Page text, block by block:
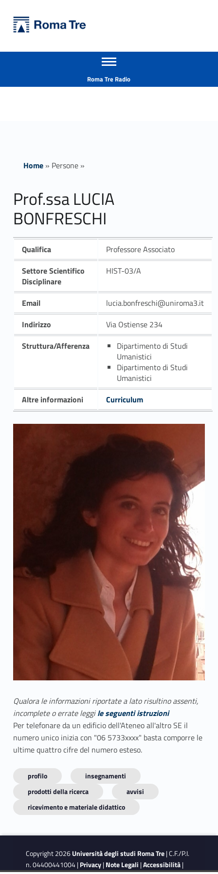
Prof.ssa LUCIA BONFRESCHI - Università Roma Tre
Apri il menu secondario
Roma Tre Radio
Home» Persone»
Prof.ssa LUCIA
BONFRESCHI
Qualifica
Professore Associato
Settore Scientifico
Disciplinare
HIST-03/A
Email
lucia.bonfreschi@uniroma3.it
Indirizzo
Via Ostiense 234
Struttura/Afferenza
Dipartimento di Studi
Umanistici
Dipartimento di Studi
Umanistici
Altre informazioni
Curriculum
Qualora le informazioni riportate a lato risultino assenti,
incomplete o errate leggile seguenti istruzioni
Per telefonare da un edificio dell'Ateneo all'altro SE il
numero unico inizia con "06 5733xxxx" basta comporre le
ultime quattro cifre del numero esteso.
profilo
insegnamenti
prodotti della ricerca
avvisi
ricevimento e materiale didattico
Copyright 2026Università degli studi Roma Tre| C.F./P.I.
n. 04400441004 |Privacy|Note Legali |Accessibilità|